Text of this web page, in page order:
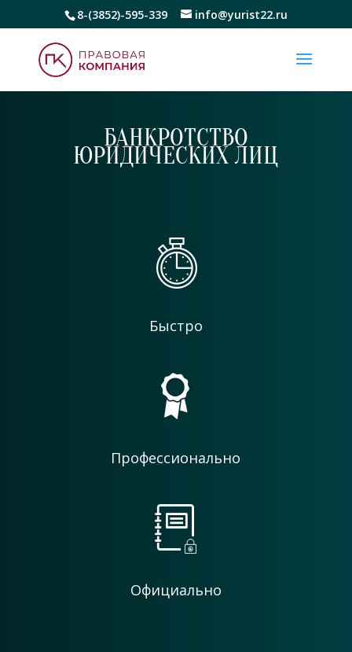
8-(3852)-595-339 info@yurist22.ru
БАНКРОТСТВО
ЮРИДИЧЕСКИХ ЛИЦ
Быстро
Профессионально
Официально